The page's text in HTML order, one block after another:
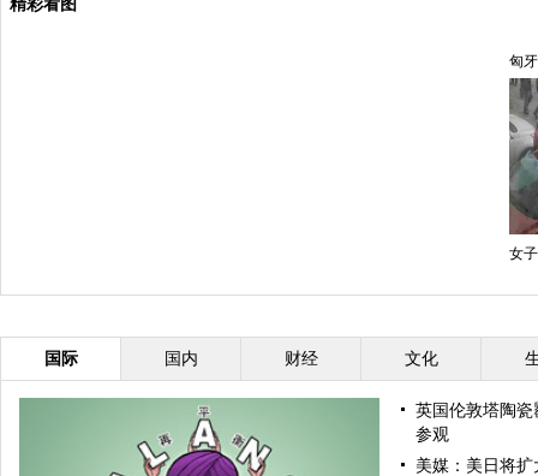
匈
女
国际 国内 财经 文化
英国伦敦塔陶
参观
美媒：美日将